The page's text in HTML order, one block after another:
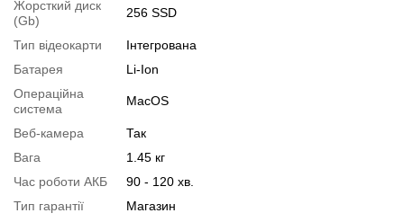
Можлива також комплектація
Специфікація, тести та технічні звіти
Тестування процесора:
Відеоогляд
Жорсткий диск
(Gb)
256 SSD
Тип відеокарти
Інтегрована
Батарея
Li-Ion
Операційна
система
MacOS
Веб-камера
Так
Вага
1.45 кг
Час роботи АКБ
90 - 120 хв.
Тип гарантії
Магазин